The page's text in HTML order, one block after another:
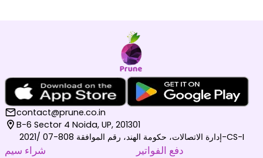
contact@prune.co.in
B-6 Sector 4 Noida, UP, 201301
إدارة الاتصالات، حكومة الهند، رقم الموافقة 808-07 /2021-CS-I
شراء سيم دفع الفواتير